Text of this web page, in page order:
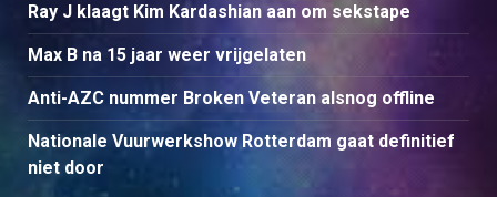
Ray J klaagt Kim Kardashian aan om sekstape
Max B na 15 jaar weer vrijgelaten
Anti-AZC nummer Broken Veteran alsnog offline
Nationale Vuurwerkshow Rotterdam gaat definitief
niet door